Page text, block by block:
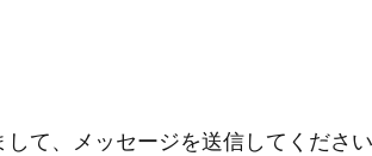
、メッセージを送信してくださ